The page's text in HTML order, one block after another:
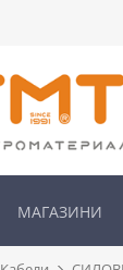
МАГАЗИНИ